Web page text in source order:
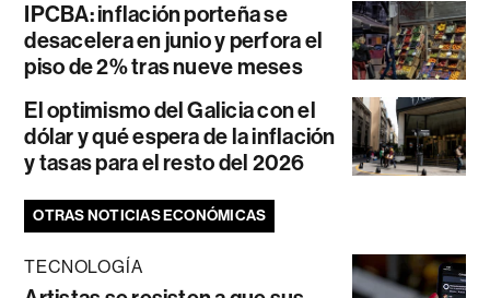
IPCBA: inflación porteña se
desacelera en junio y perfora el
piso de 2% tras nueve meses
El optimismo del Galicia con el
dólar y qué espera de la inflación
y tasas para el resto del 2026
OTRAS NOTICIAS ECONÓMICAS
TECNOLOGÍA